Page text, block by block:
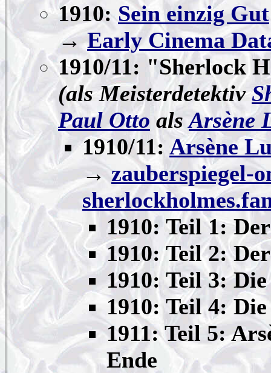
1910:Sein einzig Gut
→Early Cinema
1910/11: "Sherlock
(als Meisterdetektiv
Paul Otto alsArsène
1910/11: Arsène
→zauberspiegel-
1910: Teil 1:
1910: Teil 2:
1910: Teil 3:
1910: Teil 4:
1911: Teil 5:
Ende